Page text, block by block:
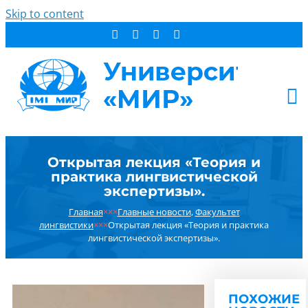
Skip to content
СТУДЕНТУ
ДОПОБРАЗОВАНИЕ
ОБ УНИВЕРСИТЕТЕ
НОВОСТИ
РЕЗУЛЬТАТ ПОИСКА:
Открытая лекция «Теория и
практика лингвистической
экспертизы».
Главная×××Главные новости,Факультет
лингвистики×××Открытая лекция «Теория и практика
лингвистической экспертизы».
ПОХОЖИЕ